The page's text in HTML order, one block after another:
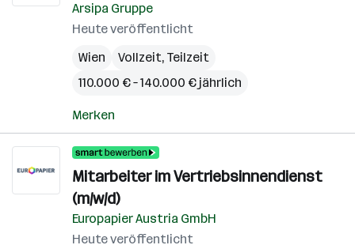
Arsipa Gruppe
Heute veröffentlicht
Wien
Vollzeit, Teilzeit
110.000 € – 140.000 € jährlich
Merken
Mitarbeiter im Vertriebsinnendienst
(m/w/d)
Europapier Austria GmbH
Heute veröffentlicht